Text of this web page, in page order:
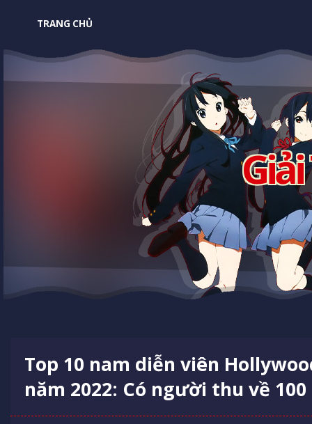
TRANG CHỦ
Top 10 nam diễn viên
năm 2022: Có người thu về